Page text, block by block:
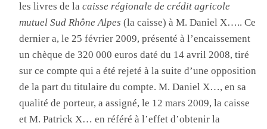
les livres de lacaisse régionale de crédit agricole
mutuel Sud Rhône Alpes (la caisse) à M. Daniel X….. Ce
dernier a, le 25 février 2009, présenté à l’encaissement
un chèque de 320 000 euros daté du 14 avril 2008, tiré
sur ce compte qui a été rejeté à la suite d’une opposition
de la part du titulaire du compte. M. Daniel X…, en sa
qualité de porteur, a assigné, le 12 mars 2009, la caisse
et M. Patrick X… en référé à l’effet d’obtenir la